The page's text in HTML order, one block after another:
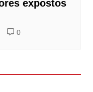
expostos
0